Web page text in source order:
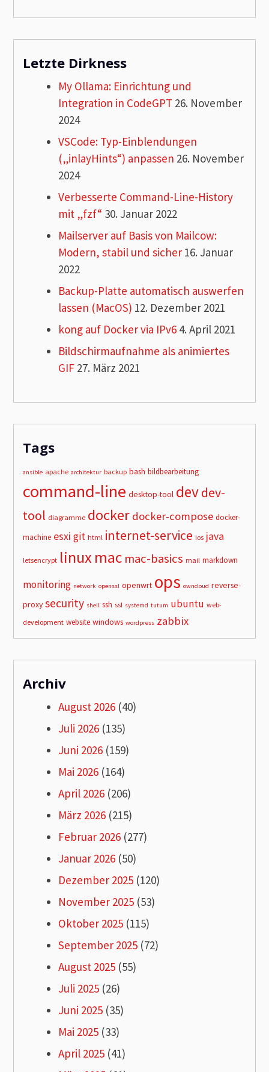
Letzte Dirkness
My Ollama: Einrichtung und
Integration in CodeGPT 26. November
2024
VSCode: Typ-Einblendungen
(„inlayHints“) anpassen 26. November
2024
Verbesserte Command-Line-History
mit „fzf“ 30. Januar 2022
Mailserver auf Basis von Mailcow:
Modern, stabil und sicher 16. Januar
2022
Backup-Platte automatisch auswerfen
lassen (MacOS) 12. Dezember 2021
kong auf Docker via IPv6 4. April 2021
Bildschirmaufnahme als animiertes
GIF 27. März 2021
Tags
ansible apache architektur backup bash bildbearbeitung
command-line desktop-tool devdev-
tool diagramme docker docker-compose docker-
machine esxi git html internet-service ios java
letsencrypt linuxmac mac-basics mail markdown
monitoring network openssl openwrt ops owncloud reverse-
proxy security shell ssh ssl systemd tutum ubuntu web-
development website windows wordpress zabbix
Archiv
August 2026 (40)
Juli 2026 (135)
Juni 2026 (159)
Mai 2026 (164)
April 2026 (206)
März 2026 (215)
Februar 2026 (277)
Januar 2026 (50)
Dezember 2025 (120)
November 2025 (53)
Oktober 2025 (115)
September 2025 (72)
August 2025 (55)
Juli 2025 (26)
Juni 2025 (35)
Mai 2025 (33)
April 2025 (41)